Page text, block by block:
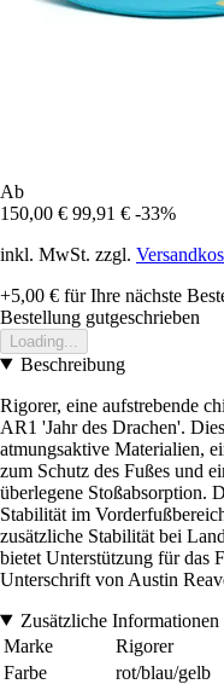
Ab
150,00 € 99,91 € -33%
inkl. MwSt. zzgl.
+5,00 € für Ihre nächste
Bestellung gutgeschrieben
Loading...
Beschreibung
Rigorer, eine aufstrebende
AR1 'Jahr des Drachen'.
atmungsaktive Materialien,
zum Schutz des Fußes und
überlegene Stoßabsorption.
Stabilität im
zusätzliche Stabilität bei
bietet Unterstützung für das
Unterschrift von Austin
Zusätzliche Informationen
Marke
Rigorer
Farbe
rot/blau/gelb